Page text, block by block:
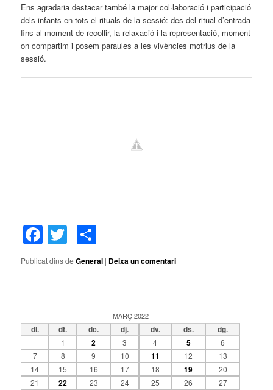
Ens agradaria destacar també la major col·laboració i participació
dels infants en tots el rituals de la sessió: des del ritual d’entrada
fins al moment de recollir, la relaxació i la representació, moment
on compartim i posem paraules a les vivències motrius de la
sessió.
Facebook
Twitter
Publicat dins de General | Deixa un comentari
MARÇ 2022
dl. dt. dc. dj. dv. ds. dg.
1 2 3 4 5
6
7
8 9 10 11 12
13
14
15 16 17 18 19
20
21
22 23 24 25 26 27